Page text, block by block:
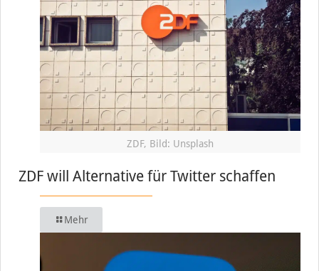
ZDF, Bild: Unsplash
ZDF will Alternative für Twitter schaffen
Mehr